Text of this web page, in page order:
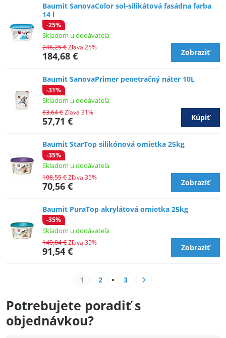
Baumit SanovaColor sol-silikátová fasádna farba
14 l
-25%
Skladom u dodávateľa
184,68 €
246,25 €Zľava 25%
Zobraziť
Baumit SanovaPrimer penetračný náter 10L
-31%
Skladom u dodávateľa
57,71 €
83,64 €Zľava 31%
Kúpiť
Baumit StarTop silikónová omietka 25kg
-35%
Skladom u dodávateľa
70,56 €
108,55 €Zľava 35%
Zobraziť
Baumit PuraTop akrylátová omietka 25kg
-35%
Skladom u dodávateľa
91,54 €
140,84 €Zľava 35%
Zobraziť
1 2 3
Potrebujete poradiť s
objednávkou?